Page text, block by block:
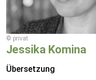
© privat
Jessika Komina
Übersetzung